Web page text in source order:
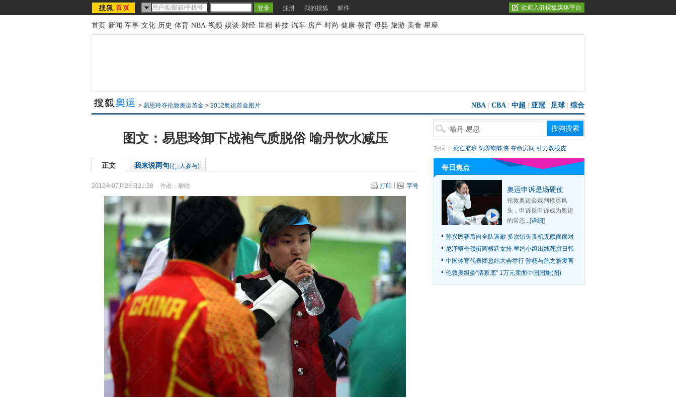
注册 我的搜狐 邮件 欢迎入驻搜狐媒体平台
首页-新闻-军事-文化-历史-体育-NBA-视频-娱谈-财经-世相-科技-汽车-房产-时尚-健康-教育-母婴-旅游-美食-星座
> 易思玲夺伦敦奥运首金 > 2012奥运首金图片 NBA CBA 中超 亚冠 足球| 综合
图文：易思玲卸下战袍气质脱俗 喻丹饮水减压
正文 我来说两句( 人参与)
2012年07月28日21:38 作者：黎晗 打印 字号
热词： 死亡航班 饲养蜘蛛侠 夺命房间 引力双眼皮
每日焦点
奥运申诉是场硬仗
伦敦奥运会裁判抢尽风
头，申诉反申诉成为奥运
的常态...[详细]
孙兴民赛后向全队道歉 多次错失良机无颜面面对
尼泽蒂奇领衔阿根廷女排 里约小组出线死拼日韩
中国体育代表团总结大会举行 孙杨与施之皓发言
伦敦奥组委“清家底” 1万元卖面中国国旗(图)